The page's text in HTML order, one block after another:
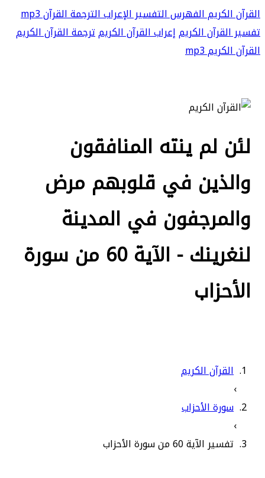
القرآن الكريمالفهرسالتفسيرالإعرابالترجمةالقرآن mp3
تفسير القرآن الكريمإعراب القرآن الكريمترجمة القرآن الكريم
القرآن الكريم mp3
لئن لم ينته المنافقون
والذين في قلوبهم مرض
والمرجفون في المدينة
لنغرينك - الآية 60 من سورة
الأحزاب
القرآن الكريم
›
سورة الأحزاب
›
تفسير الآية 60 من سورة الأحزاب